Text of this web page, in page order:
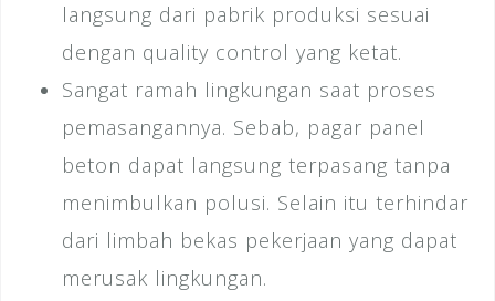
langsung dari pabrik produksi sesuai
dengan quality control yang ketat.
Sangat ramah lingkungan saat proses
pemasangannya. Sebab, pagar panel
beton dapat langsung terpasang tanpa
menimbulkan polusi. Selain itu terhindar
dari limbah bekas pekerjaan yang dapat
merusak lingkungan.